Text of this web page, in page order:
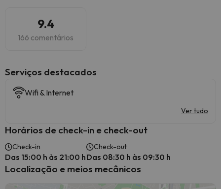
9.4
166 comentários
Serviços destacados
Wifi & Internet
Ver tudo
Horários de check-in e check-out
Check-in
Das 15:00 h às 21:00 h
Check-out
Das 08:30 h às 09:30 h
Localização e meios mecânicos